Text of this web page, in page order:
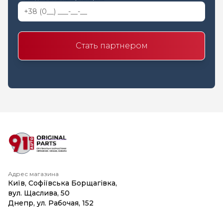
Стать партнером
Адрес магазина
Київ, Софіївська Борщагівка,
вул. Щаслива, 50
Днепр, ул. Рабочая, 152